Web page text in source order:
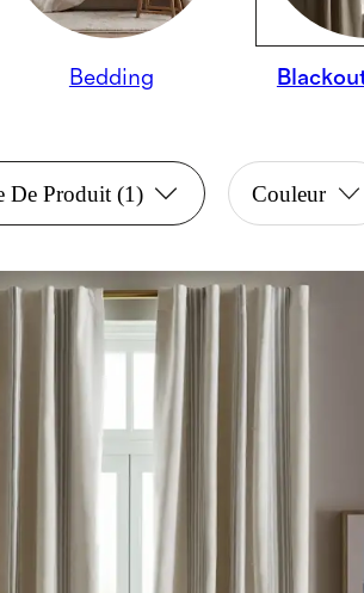
Bedding
De Produit(1) Couleur